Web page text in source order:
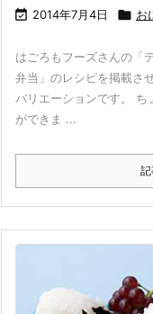
 2014年7月4日  お
はごろもフーズさんの「
弁当」のレシピを掲載さ
バリエーションです。
ができま ...